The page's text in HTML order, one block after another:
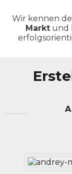
Wir kennen
Markt und